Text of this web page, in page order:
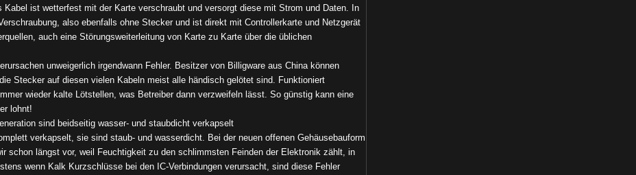
ist wetterfest mit der Karte verschraubt und versorgt diese mit Strom und Daten. In
also ebenfalls ohne Stecker und ist direkt mit Controllerkarte und Netzgerät
auch eine Störungsweiterleitung von Karte zu Karte über die üblichen
unweigerlich irgendwann Fehler. Besitzer von Billigware aus China können
Stecker auf diesen vielen Kabeln meist alle händisch gelötet sind. Funktioniert
wieder kalte Lötstellen, was Betreiber dann verzweifeln lässt. So günstig kann eine
lohnt!
sind beidseitig wasser- und staubdicht verkapselt
verkapselt, sie sind staub- und wasserdicht. Bei der neuen offenen Gehäusebauform
schon längst vor, weil Feuchtigkeit zu den schlimmsten Feinden der Elektronik zählt, in
wenn Kalk Kurzschlüsse bei den IC-Verbindungen verursacht, sind diese Fehler